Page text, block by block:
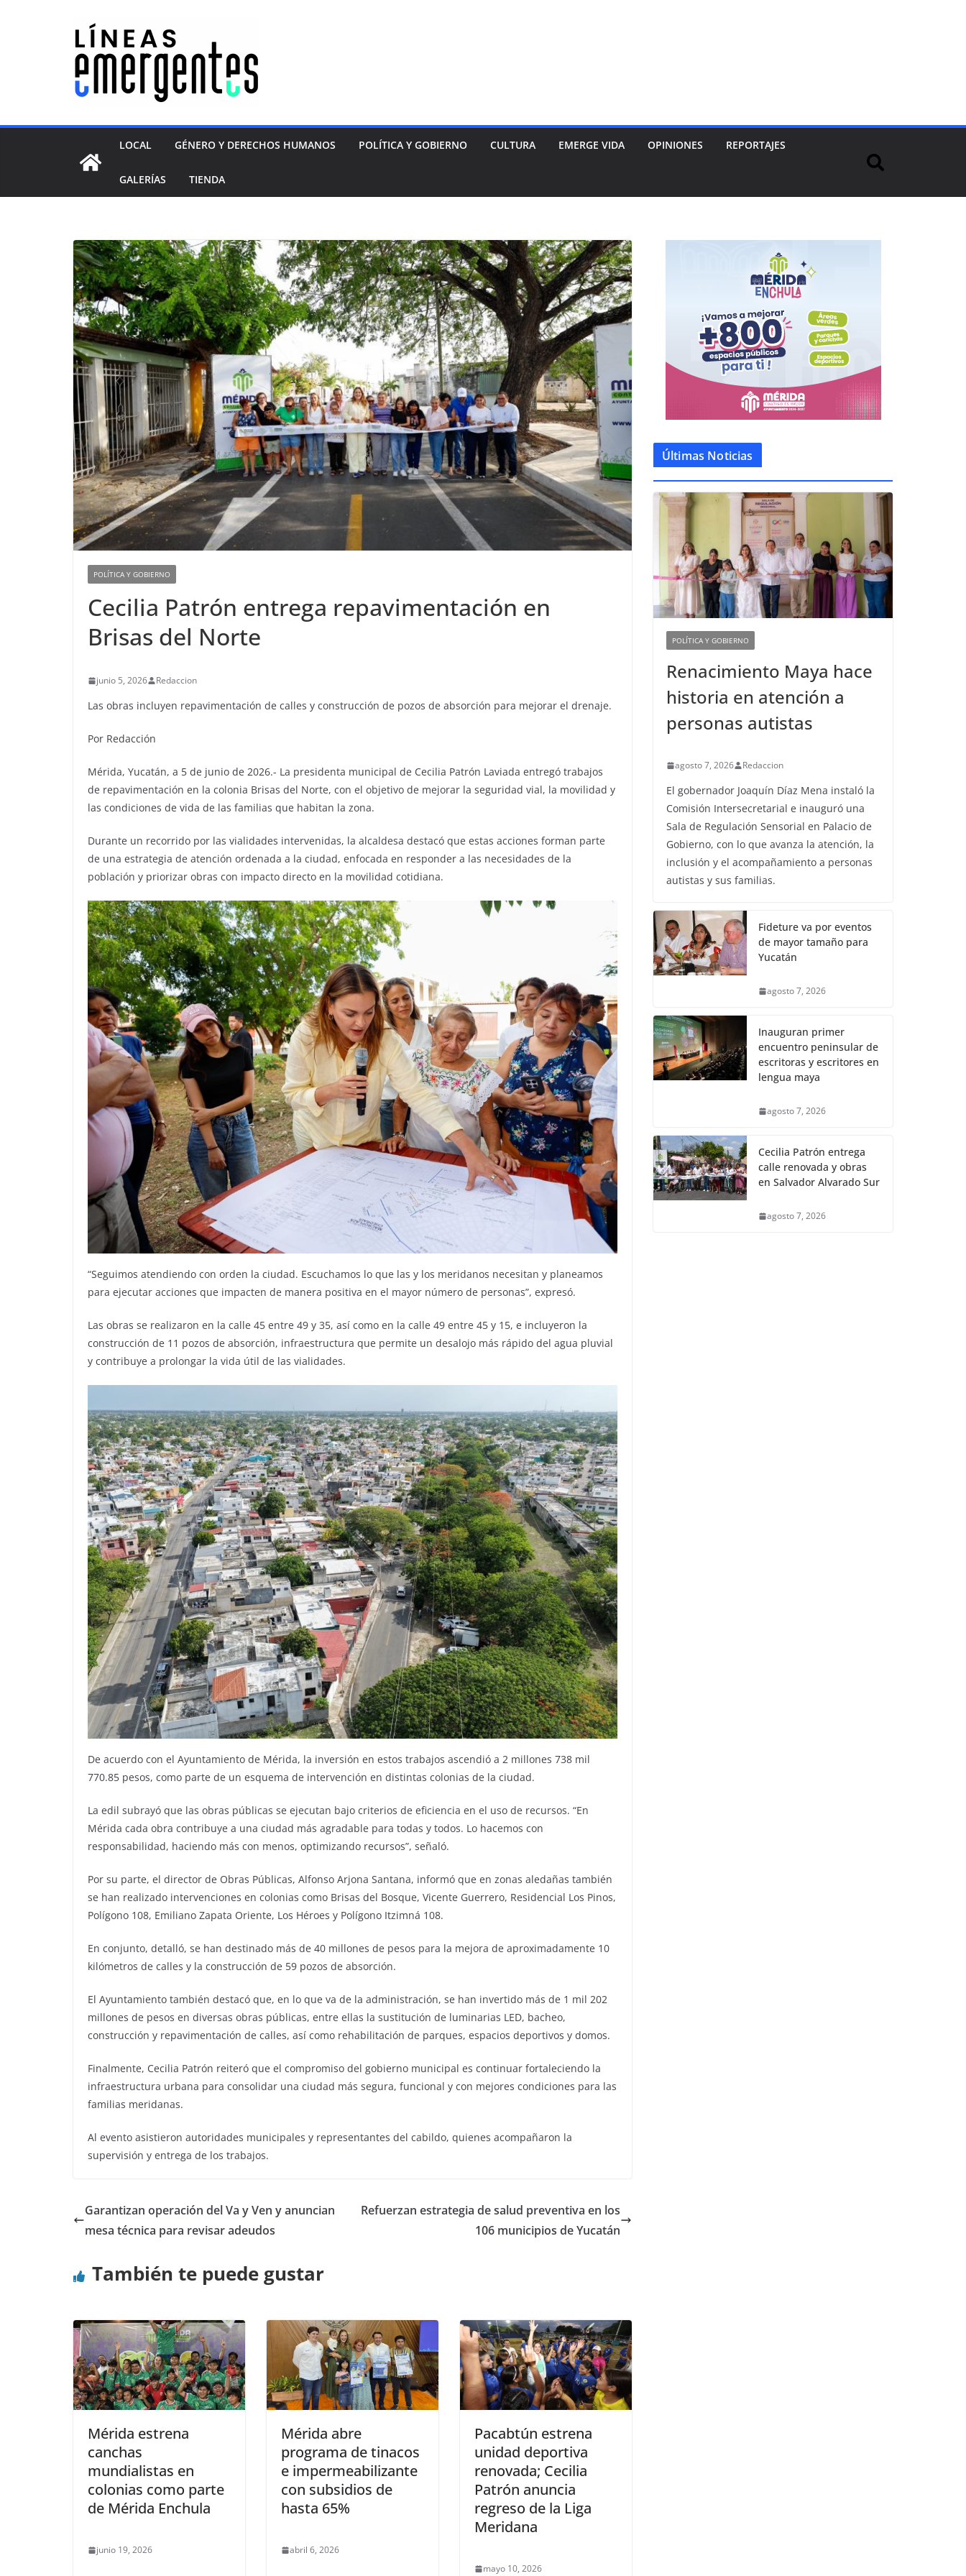
LOCAL GÉNERO Y DERECHOS HUMANOS POLÍTICA Y GOBIERNO CULTURA EMERGE VIDA OPINIONES REPORTAJES
GALERÍAS TIENDA
POLÍTICA Y GOBIERNO
Cecilia Patrón entrega repavimentación en
Brisas del Norte
junio 5, 2026 Redaccion
Las obras incluyen repavimentación de calles y construcción de pozos de absorción para mejorar el drenaje.
Por Redacción
Mérida, Yucatán, a 5 de junio de 2026.- La presidenta municipal de Cecilia Patrón Laviada entregó trabajos
de repavimentación en la colonia Brisas del Norte, con el objetivo de mejorar la seguridad vial, la movilidad y
las condiciones de vida de las familias que habitan la zona.
Durante un recorrido por las vialidades intervenidas, la alcaldesa destacó que estas acciones forman parte
de una estrategia de atención ordenada a la ciudad, enfocada en responder a las necesidades de la
población y priorizar obras con impacto directo en la movilidad cotidiana.
“Seguimos atendiendo con orden la ciudad. Escuchamos lo que las y los meridanos necesitan y planeamos
para ejecutar acciones que impacten de manera positiva en el mayor número de personas”, expresó.
Las obras se realizaron en la calle 45 entre 49 y 35, así como en la calle 49 entre 45 y 15, e incluyeron la
construcción de 11 pozos de absorción, infraestructura que permite un desalojo más rápido del agua pluvial
y contribuye a prolongar la vida útil de las vialidades.
De acuerdo con el Ayuntamiento de Mérida, la inversión en estos trabajos ascendió a 2 millones 738 mil
770.85 pesos, como parte de un esquema de intervención en distintas colonias de la ciudad.
La edil subrayó que las obras públicas se ejecutan bajo criterios de eficiencia en el uso de recursos. “En
Mérida cada obra contribuye a una ciudad más agradable para todas y todos. Lo hacemos con
responsabilidad, haciendo más con menos, optimizando recursos”, señaló.
Por su parte, el director de Obras Públicas, Alfonso Arjona Santana, informó que en zonas aledañas también
se han realizado intervenciones en colonias como Brisas del Bosque, Vicente Guerrero, Residencial Los Pinos,
Polígono 108, Emiliano Zapata Oriente, Los Héroes y Polígono Itzimná 108.
En conjunto, detalló, se han destinado más de 40 millones de pesos para la mejora de aproximadamente 10
kilómetros de calles y la construcción de 59 pozos de absorción.
El Ayuntamiento también destacó que, en lo que va de la administración, se han invertido más de 1 mil 202
millones de pesos en diversas obras públicas, entre ellas la sustitución de luminarias LED, bacheo,
construcción y repavimentación de calles, así como rehabilitación de parques, espacios deportivos y domos.
Finalmente, Cecilia Patrón reiteró que el compromiso del gobierno municipal es continuar fortaleciendo la
infraestructura urbana para consolidar una ciudad más segura, funcional y con mejores condiciones para las
familias meridanas.
Al evento asistieron autoridades municipales y representantes del cabildo, quienes acompañaron la
supervisión y entrega de los trabajos.
Garantizan operación del Va y Ven y anuncian
mesa técnica para revisar adeudos
Refuerzan estrategia de salud preventiva en los
106 municipios de Yucatán
También te puede gustar
Mérida estrena
canchas
mundialistas en
colonias como parte
de Mérida Enchula
junio 19, 2026
Mérida abre
programa de tinacos
e impermeabilizante
con subsidios de
hasta 65%
abril 6, 2026
Pacabtún estrena
unidad deportiva
renovada; Cecilia
Patrón anuncia
regreso de la Liga
Meridana
mayo 10, 2026
Últimas Noticias
POLÍTICA Y GOBIERNO
Renacimiento Maya hace
historia en atención a
personas autistas
agosto 7, 2026 Redaccion
El gobernador Joaquín Díaz Mena instaló la
Comisión Intersecretarial e inauguró una
Sala de Regulación Sensorial en Palacio de
Gobierno, con lo que avanza la atención, la
inclusión y el acompañamiento a personas
autistas y sus familias.
Fideture va por eventos
de mayor tamaño para
Yucatán
agosto 7, 2026
Inauguran primer
encuentro peninsular de
escritoras y escritores en
lengua maya
agosto 7, 2026
Cecilia Patrón entrega
calle renovada y obras
en Salvador Alvarado Sur
agosto 7, 2026